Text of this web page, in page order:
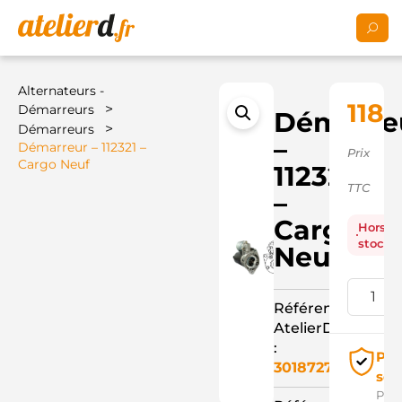
Alternateurs -
Démarreurs
>
Démarreurs >
Démarreur – 112321 –
Cargo Neuf
–
112321
–
Cargo
Neuf
Référence
AtelierD
:
3018727
Prix
TTC
Hors
stock